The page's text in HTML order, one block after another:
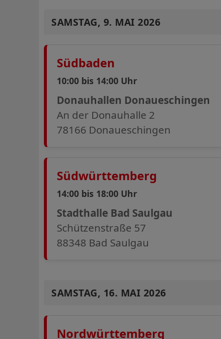
SAMSTAG, 9. MAI 2026
Südbaden
10:00 bis 14:00 Uhr
Donauhallen Donaueschingen
An der Donauhalle 2
78166 Donaueschingen
Südwürttemberg
14:00 bis 18:00 Uhr
Stadthalle Bad Saulgau
Schützenstraße 57
88348 Bad Saulgau
SAMSTAG, 16. MAI 2026
Nordwürttemberg